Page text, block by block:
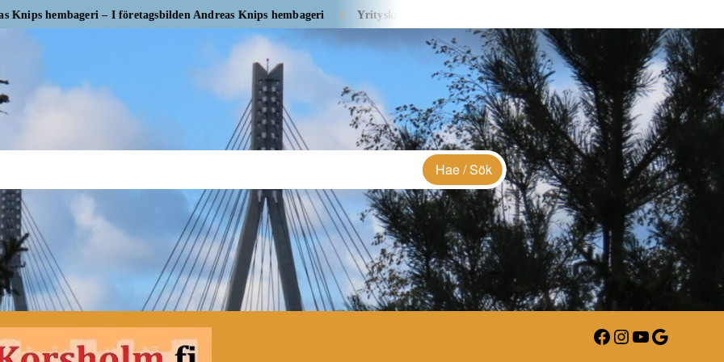
– I företagsbilden Andreas Knips hembageri Yrityskuvassa S&J Creations – i företagsbild
Facebook
Instagram
YouTube
Google